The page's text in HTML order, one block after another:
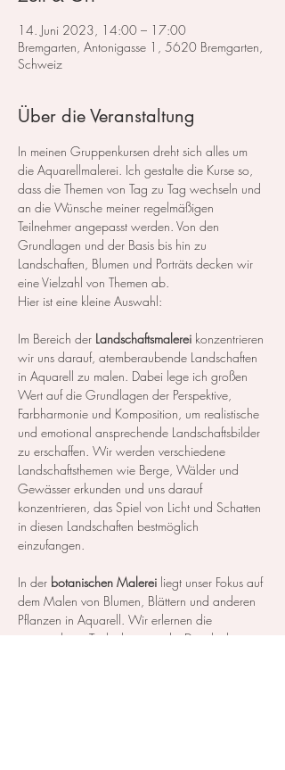
14. Juni 2023, 14:00 – 17:00
Bremgarten, Antonigasse 1, 5620 Bremgarten,
Schweiz
Über die Veranstaltung
In meinen Gruppenkursen dreht sich alles um
die Aquarellmalerei. Ich gestalte die Kurse so,
dass die Themen von Tag zu Tag wechseln und
an die Wünsche meiner regelmäßigen
Teilnehmer angepasst werden. Von den
Grundlagen und der Basis bis hin zu
Landschaften, Blumen und Porträts decken wir
eine Vielzahl von Themen ab.
Hier ist eine kleine Auswahl:
Im Bereich der Landschaftsmalerei konzentrieren
wir uns darauf, atemberaubende Landschaften
in Aquarell zu malen. Dabei lege ich großen
Wert auf die Grundlagen der Perspektive,
Farbharmonie und Komposition, um realistische
und emotional ansprechende Landschaftsbilder
zu erschaffen. Wir werden verschiedene
Landschaftsthemen wie Berge, Wälder und
Gewässer erkunden und uns darauf
konzentrieren, das Spiel von Licht und Schatten
in diesen Landschaften bestmöglich
einzufangen.
In der botanischen Malerei liegt unser Fokus auf
dem Malen von Blumen, Blättern und anderen
Pflanzen in Aquarell. Wir erlernen die
notwendigen Techniken, um die Details der